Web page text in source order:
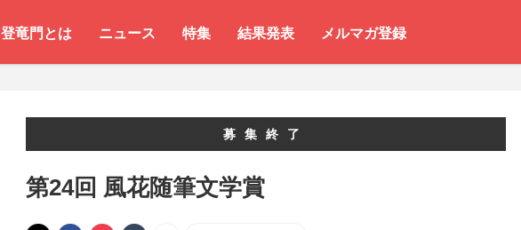
登竜門とは ニュース 特集 結果発表 メルマガ登録
募集終了
第24回 風花随筆文学賞